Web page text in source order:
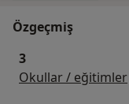
Özgeçmiş
3
Okullar / eğitimler